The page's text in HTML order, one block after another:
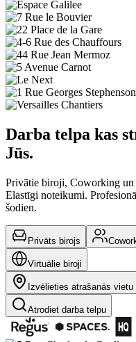
Darba telpa kas
Jūs.
Privātie biroji, Coworking un
Elastīgi noteikumi.
šodien.
Privāts birojs
Virtuālie biroji
Izvēlieties atrašanās vietu
Atrodiet darba telpu